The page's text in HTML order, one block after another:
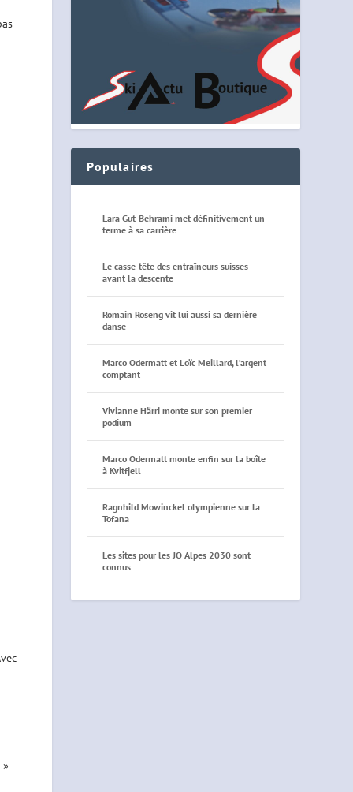
Populaires
Lara Gut-Behrami met définitivement un
terme à sa carrière
Le casse-tête des entraîneurs suisses
avant la descente
Romain Roseng vit lui aussi sa dernière
danse
Marco Odermatt et Loïc Meillard, l’argent
comptant
Vivianne Härri monte sur son premier
podium
Marco Odermatt monte enfin sur la boîte
à Kvitfjell
Ragnhild Mowinckel olympienne sur la
Tofana
Les sites pour les JO Alpes 2030 sont
connus